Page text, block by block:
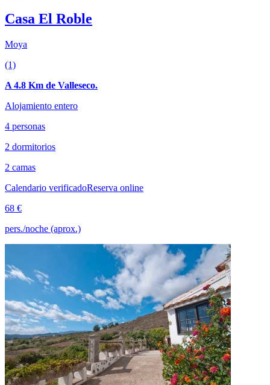
Casa El Roble
Moya
(1)
A 4.8 Km de Valleseco.
Alojamiento entero
4 personas
2 dormitorios
2 camas
Calendario verificadoReserva online
68 €
pers./noche (aprox.)